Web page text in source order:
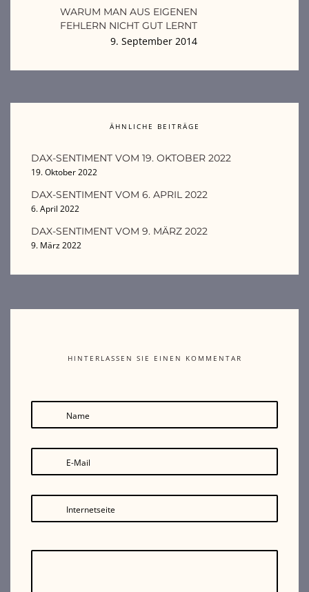
WARUM MAN AUS EIGENEN
FEHLERN NICHT GUT LERNT
9. September 2014
ÄHNLICHE BEITRÄGE
DAX-SENTIMENT VOM 19. OKTOBER 2022
19. Oktober 2022
DAX-SENTIMENT VOM 6. APRIL 2022
6. April 2022
DAX-SENTIMENT VOM 9. MÄRZ 2022
9. März 2022
HINTERLASSEN SIE EINEN KOMMENTAR
Name
E-Mail
Internetseite